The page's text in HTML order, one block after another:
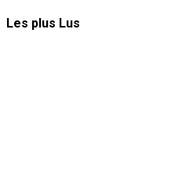
Les plus Lus